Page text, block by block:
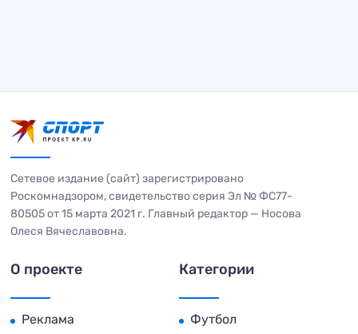
Сетевое издание (сайт) зарегистрировано
Роскомнадзором, свидетельство серия Эл № ФС77-
80505 от 15 марта 2021 г. Главный редактор — Носова
Олеся Вячеславовна.
О проекте
Реклама
Категории
Футбол